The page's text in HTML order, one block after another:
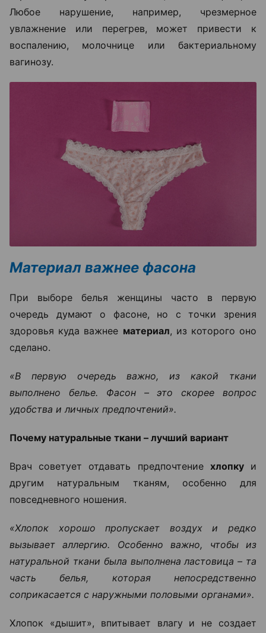
Любое нарушение, например, чрезмерное
увлажнение или перегрев, может привести к
воспалению, молочнице или бактериальному
вагинозу.
Материал важнее фасона
При выборе белья женщины часто в первую
очередь думают о фасоне, но с точки зрения
здоровья куда важнее материал, из которого оно
сделано.
«В первую очередь важно, из какой ткани
выполнено белье. Фасон – это скорее вопрос
удобства и личных предпочтений».
Почему натуральные ткани – лучший вариант
Врач советует отдавать предпочтение хлопкуи
другим натуральным тканям, особенно для
повседневного ношения.
«Хлопок хорошо пропускает воздух и редко
вызывает аллергию. Особенно важно, чтобы из
натуральной ткани была выполнена ластовица – та
часть белья, которая непосредственно
соприкасается с наружными половыми органами».
Хлопок «дышит», впитывает влагу и не создает